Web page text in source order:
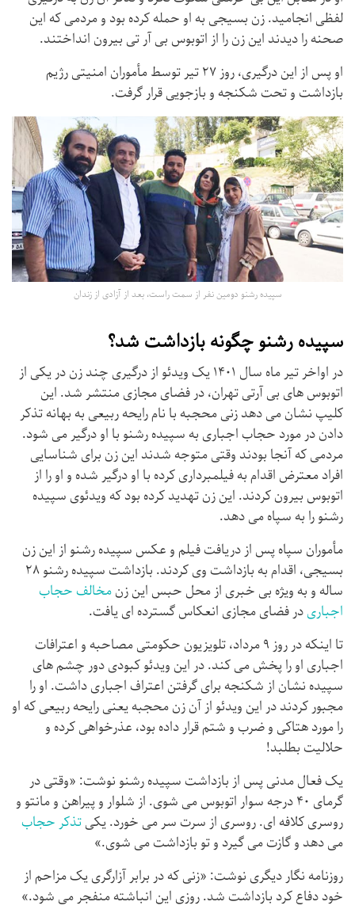
لفظی انجامید. زن بسیجی به او حمله کرده بود و مردمی که این
صحنه را دیدند این زن را از اتوبوس بی آر تی بیرون انداختند.
او پس از این درگیری، روز ۲۷ تیر توسط مأموران امنیتی رژیم
بازداشت و تحت شکنجه و بازجویی قرار گرفت.
سپیده رشنو دومین نفر از سمت راست، بعد از آزادی از زندان
سپیده رشنو چگونه بازداشت شد؟
در اواخر تیر ماه سال ۱۴۰۱ یک ویدئو از درگیری چند زن در یکی از
اتوبوس های بی آرتی تهران، در فضای مجازی منتشر شد. این
کلیپ نشان می دهد زنی محجبه با نام رایحه ربیعی به بهانه تذکر
دادن در مورد حجاب اجباری به سپیده رشنو با او درگیر می شود.
مردمی که آنجا بودند وقتی متوجه شدند این زن برای شناسایی
افراد معترض اقدام به فیلمبرداری کرده با او درگیر شده و او را از
اتوبوس بیرون کردند. این زن تهدید کرده بود که ویدئوی سپیده
رشنو را به سپاه می دهد.
مأموران سپاه پس از دریافت فیلم و عکس سپیده رشنو از این زن
بسیجی، اقدام به بازداشت وی کردند. بازداشت سپیده رشنو ۲۸
ساله و به ویژه بی خبری از محل حبس این زنمخالف حجاب
اجباریدر فضای مجازی انعکاس گسترده ای یافت.
تا اینکه در روز ۹ مرداد، تلویزیون حکومتی مصاحبه و اعترافات
اجباری او را پخش می کند. در این ویدئو کبودی دور چشم های
سپیده نشان از شکنجه برای گرفتن اعتراف اجباری داشت. او را
مجبور کردند در این ویدئو از آن زن محجبه یعنی رایحه ربیعی که او
را مورد هتاکی و ضرب و شتم قرار داده بود، عذرخواهی کرده و
حلالیت بطلبد!
یک فعال مدنی پس از بازداشت سپیده رشنو نوشت: «وقتی در
گرمای ۴۰ درجه سوار اتوبوس می شوی. از شلوار و پیراهن و مانتو و
روسری کلافه ای. روسری از سرت سر می خورد. یکیتذکر حجاب
می دهد و گازت می گیرد و تو بازداشت می شوی.»
روزنامه نگار دیگری نوشت: «زنی که در برابر آزارگری یک مزاحم از
خود دفاع کرد بازداشت شد. روزی این انباشته منفجر می شود.»